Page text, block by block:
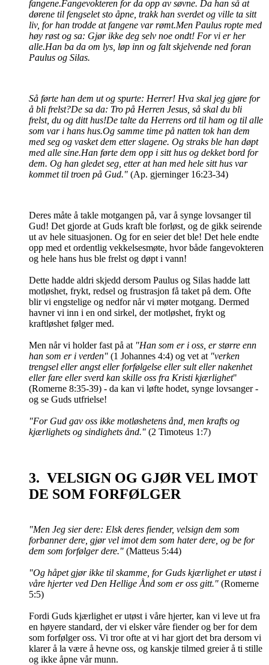
fangene.Fangevokteren for da opp av søvne. Da han så at
dørene til fengselet sto åpne, trakk han sverdet og ville ta sitt
liv, for han trodde at fangene var rømt.Men Paulus ropte med
høy røst og sa: Gjør ikke deg selv noe ondt! For vi er her
alle.Han ba da om lys, løp inn og falt skjelvende ned foran
Paulus og Silas.
Så førte han dem ut og spurte: Herrer! Hva skal jeg gjøre for
å bli frelst?De sa da: Tro på Herren Jesus, så skal du bli
frelst, du og ditt hus!De talte da Herrens ord til ham og til alle
som var i hans hus.Og samme time på natten tok han dem
med seg og vasket dem etter slagene. Og straks ble han døpt
med alle sine.Han førte dem opp i sitt hus og dekket bord for
dem. Og han gledet seg, etter at han med hele sitt hus var
kommet til troen på Gud." (Ap. gjerninger 16:23-34)
Deres måte å takle motgangen på, var å synge lovsanger til
Gud! Det gjorde at Guds kraft ble forløst, og de gikk seirende
ut av hele situasjonen. Og for en seier det ble! Det hele endte
opp med et ordentlig vekkelsesmøte, hvor både fangevokteren
og hele hans hus ble frelst og døpt i vann!
Dette hadde aldri skjedd dersom Paulus og Silas hadde latt
motløshet, frykt, redsel og frustrasjon få taket på dem. Ofte
blir vi engstelige og nedfor når vi møter motgang. Dermed
havner vi inn i en ond sirkel, der motløshet, frykt og
kraftløshet følger med.
Men når vi holder fast på at "Han som er i oss, er større enn
han som er i verden" (1 Johannes 4:4) og vet at "verken
trengsel eller angst eller forfølgelse eller sult eller nakenhet
eller fare eller sverd kan skille oss fra Kristi kjærlighet"
(Romerne 8:35-39) - da kan vi løfte hodet, synge lovsanger -
og se Guds utfrielse!
"For Gud gav oss ikke motløshetens ånd, men krafts og
kjærlighets og sindighets ånd." (2 Timoteus 1:7)
3. VELSIGN OG GJØR VEL IMOT
DE SOM FORFØLGER
"Men Jeg sier dere: Elsk deres fiender, velsign dem som
forbanner dere, gjør vel imot dem som hater dere, og be for
dem som forfølger dere." (Matteus 5:44)
"Og håpet gjør ikke til skamme, for Guds kjærlighet er utøst i
våre hjerter ved Den Hellige Ånd som er oss gitt." (Romerne
5:5)
Fordi Guds kjærlighet er utøst i våre hjerter, kan vi leve ut fra
en høyere standard, der vi elsker våre fiender og ber for dem
som forfølger oss. Vi tror ofte at vi har gjort det bra dersom vi
klarer å la være å hevne oss, og kanskje tilmed greier å ti stille
og ikke åpne vår munn.